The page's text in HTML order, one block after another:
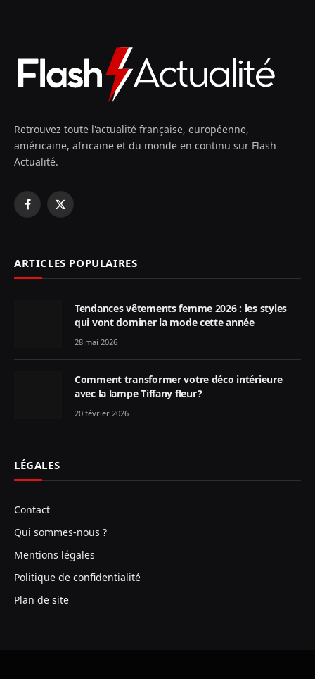
Retrouvez toute l'actualité française, européenne,
américaine, africaine et du monde en continu sur Flash
Actualité.
Facebook
X
ARTICLES POPULAIRES
Tendances vêtements femme 2026 : les styles
qui vont dominer la mode cette année
28 mai 2026
Comment transformer votre déco intérieure
avec la lampe Tiffany fleur ?
20 février 2026
LÉGALES
Contact
Qui sommes-nous ?
Mentions légales
Politique de confidentialité
Plan de site